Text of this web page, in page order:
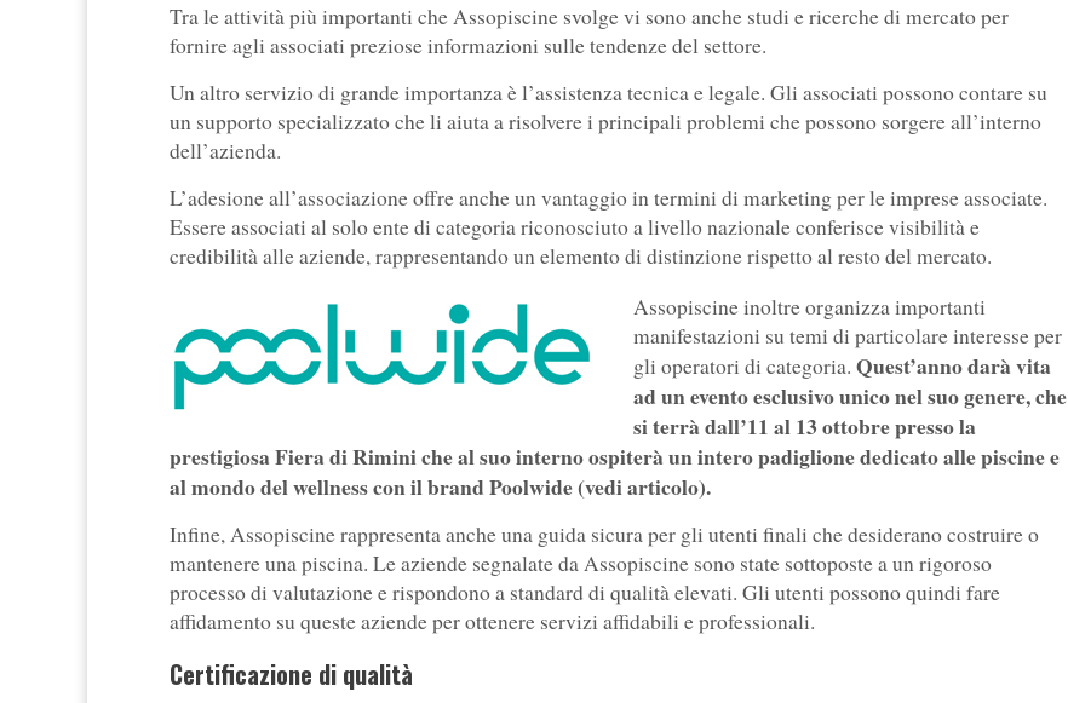
Tra le attività più importanti che Assopiscine svolge vi sono anche studi e ricerche di mercato per
fornire agli associati preziose informazioni sulle tendenze del settore.
Un altro servizio di grande importanza è l’assistenza tecnica e legale. Gli associati possono contare su
un supporto specializzato che li aiuta a risolvere i principali problemi che possono sorgere all’interno
dell’azienda.
L’adesione all’associazione offre anche un vantaggio in termini di marketing per le imprese associate.
Essere associati al solo ente di categoria riconosciuto a livello nazionale conferisce visibilità e
credibilità alle aziende, rappresentando un elemento di distinzione rispetto al resto del mercato.
Assopiscine inoltre organizza importanti
manifestazioni su temi di particolare interesse per
gli operatori di categoria. Quest’anno darà vita
ad un evento esclusivo unico nel suo genere, che
si terrà dall’11 al 13 ottobre presso la
prestigiosa Fiera di Rimini che al suo interno ospiterà un intero padiglione dedicato alle piscine e
al mondo del wellness con il brand Poolwide (vedi articolo).
Infine, Assopiscine rappresenta anche una guida sicura per gli utenti finali che desiderano costruire o
mantenere una piscina. Le aziende segnalate da Assopiscine sono state sottoposte a un rigoroso
processo di valutazione e rispondono a standard di qualità elevati. Gli utenti possono quindi fare
affidamento su queste aziende per ottenere servizi affidabili e professionali.
Certificazione di qualità